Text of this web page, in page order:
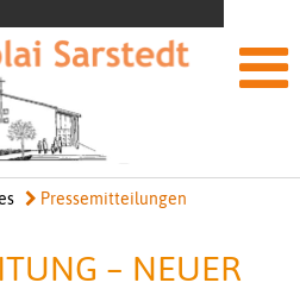
Pressemitteilungen
– NEUER